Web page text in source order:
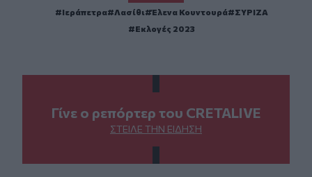
Ιεράπετρα Λασίθι Έλενα Κουντουρά
ΣΥΡΙΖΑ
Εκλογές 2023
Γίνε ο ρεπόρτερ του CRETALIVE
ΣΤΕΊΛΕ ΤΗΝ ΕΊΔΗΣΗ